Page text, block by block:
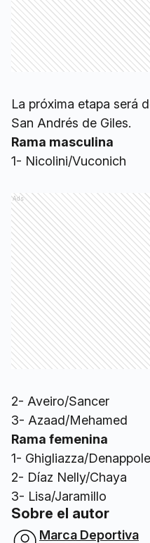
La próxima etapa será
San Andrés de Giles.
Rama masculina
1- Nicolini/Vuconich
Ads
2- Aveiro/Sancer
3- Azaad/Mehamed
Rama femenina
1- Ghigliazza/Denappole
2- Díaz Nelly/Chaya
3- Lisa/Jaramillo
Sobre el autor
Marca Deportiva